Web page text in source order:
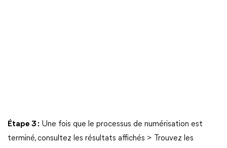
Étape 3 : Une fois que le processus de numérisation est
terminé, consultez les résultats affichés > Trouvez les